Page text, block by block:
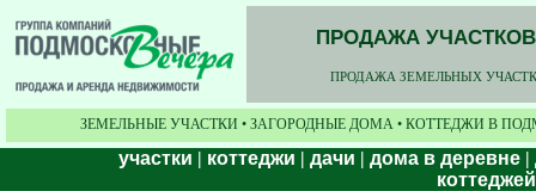
ПРОДАЖА
ПРОДАЖА ЗЕМЕЛЬНЫХ
ЗЕМЕЛЬНЫЕ УЧАСТКИ • ЗАГОРОДНЫЕ ДОМА • КОТТЕДЖИ В
участки | коттеджи | дачи | дома в деревне |
коттеджей